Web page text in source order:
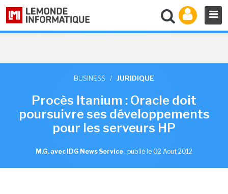
BUSINESS / JURIDIQUE
Procès Itanium : Oracle doit
poursuivre ses développements
pour les serveurs HP
M.G. avec IDG News Service , publié le 02 Aout 2012